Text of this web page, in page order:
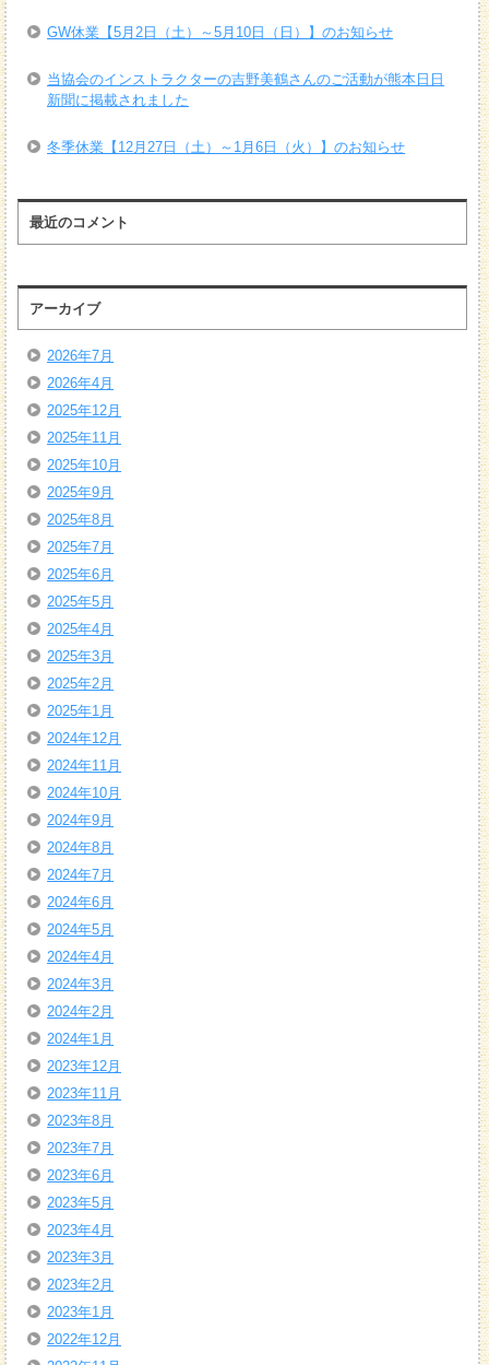
GW休業【5月2日（土）～5月10日（日）】のお知らせ
当協会のインストラクターの吉野美鶴さんのご活動が熊本日日
新聞に掲載されました
冬季休業【12月27日（土）～1月6日（火）】のお知らせ
最近のコメント
アーカイブ
2026年7月
2026年4月
2025年12月
2025年11月
2025年10月
2025年9月
2025年8月
2025年7月
2025年6月
2025年5月
2025年4月
2025年3月
2025年2月
2025年1月
2024年12月
2024年11月
2024年10月
2024年9月
2024年8月
2024年7月
2024年6月
2024年5月
2024年4月
2024年3月
2024年2月
2024年1月
2023年12月
2023年11月
2023年8月
2023年7月
2023年6月
2023年5月
2023年4月
2023年3月
2023年2月
2023年1月
2022年12月